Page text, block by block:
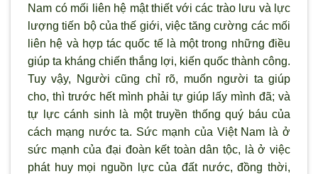
Nam có mối liên hệ mật thiết với các trào lưu và lực
lượng tiến bộ của thế giới, việc tăng cường các mối
liên hệ và hợp tác quốc tế là một trong những điều
giúp ta kháng chiến thắng lợi, kiến quốc thành công.
Tuy vậy, Người cũng chỉ rõ, muốn người ta giúp
cho, thì trước hết mình phải tự giúp lấy mình đã; và
tự lực cánh sinh là một truyền thống quý báu của
cách mạng nước ta. Sức mạnh của Việt Nam là ở
sức mạnh của đại đoàn kết toàn dân tộc, là ở việc
phát huy mọi nguồn lực của đất nước, đồng thời,